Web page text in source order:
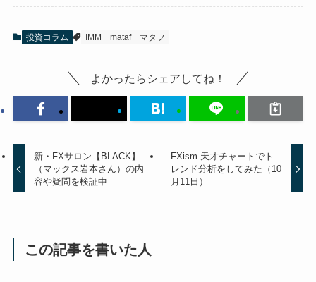
投資コラム IMM mataf マタフ
よかったらシェアしてね！
新・FXサロン【BLACK】
（マックス岩本さん）の内
容や疑問を検証中
FXism 天才チャートでト
レンド分析をしてみた（10
月11日）
この記事を書いた人